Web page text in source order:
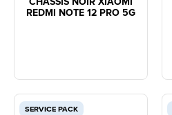
REDMI NOTE 12 PRO 5G
SERVICE PACK